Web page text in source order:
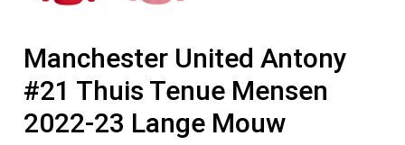
Manchester United Antony
#21 Thuis Tenue Mensen
2022-23 Lange Mouw